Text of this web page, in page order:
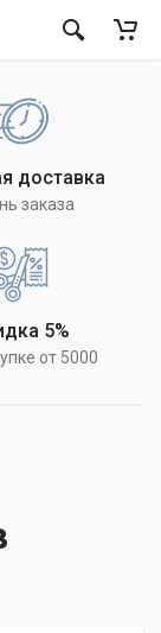
доставка
заказа
5%
от 5000